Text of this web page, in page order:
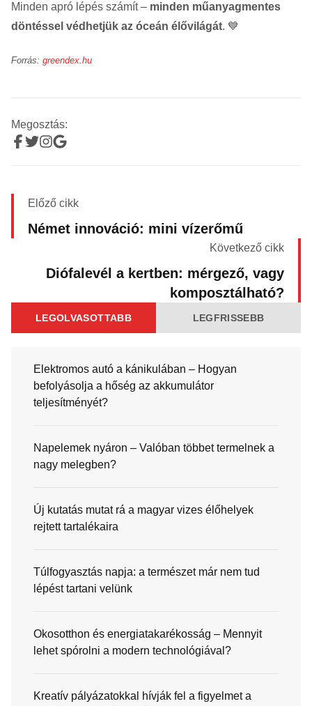
Minden apró lépés számít – minden műanyagmentes
döntéssel védhetjük az óceán élővilágát. 💙
Forrás: greendex.hu
Megosztás:
Előző cikk
Német innováció: mini vízerőmű
Következő cikk
Diófalevél a kertben: mérgező, vagy
komposztálható?
LEGOLVASOTTABB LEGFRISSEBB
Elektromos autó a kánikulában – Hogyan
befolyásolja a hőség az akkumulátor
teljesítményét?
Napelemek nyáron – Valóban többet termelnek a
nagy melegben?
Új kutatás mutat rá a magyar vizes élőhelyek
rejtett tartalékaira
Túlfogyasztás napja: a természet már nem tud
lépést tartani velünk
Okosotthon és energiatakarékosság – Mennyit
lehet spórolni a modern technológiával?
Kreatív pályázatokkal hívják fel a figyelmet a